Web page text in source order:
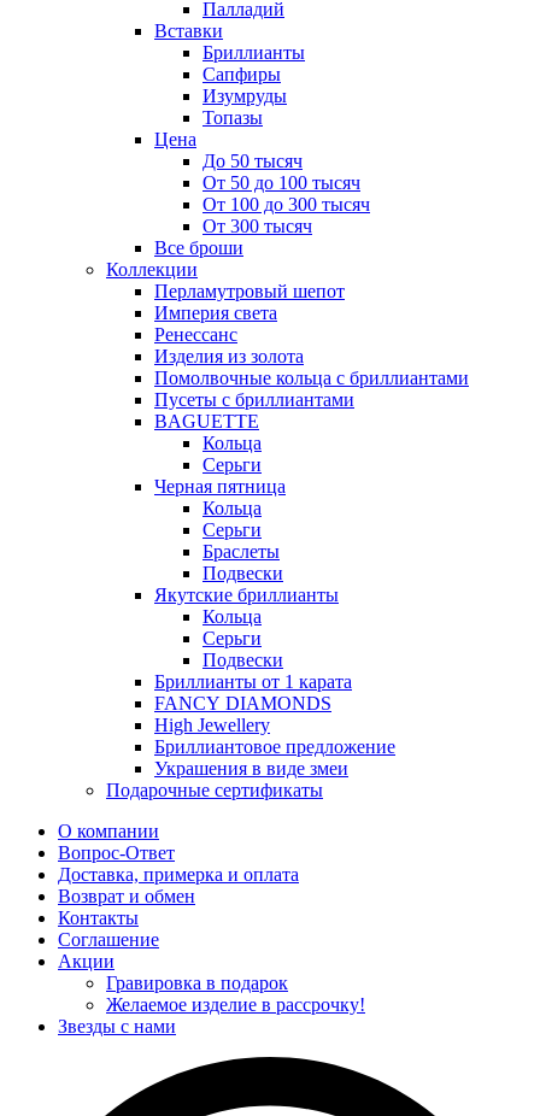
Палладий
Вставки
Бриллианты
Сапфиры
Изумруды
Топазы
Цена
До 50 тысяч
От 50 до 100 тысяч
От 100 до 300 тысяч
От 300 тысяч
Все броши
Коллекции
Перламутровый шепот
Империя света
Ренессанс
Изделия из золота
Помолвочные кольца с бриллиантами
Пусеты с бриллиантами
BAGUETTE
Кольца
Серьги
Черная пятница
Кольца
Серьги
Браслеты
Подвески
Якутские бриллианты
Кольца
Серьги
Подвески
Бриллианты от 1 карата
FANCY DIAMONDS
High Jewellery
Бриллиантовое предложение
Украшения в виде змеи
Подарочные сертификаты
О компании
Вопрос-Ответ
Доставка, примерка и оплата
Возврат и обмен
Контакты
Соглашение
Акции
Гравировка в подарок
Желаемое изделие в рассрочку!
Звезды с нами